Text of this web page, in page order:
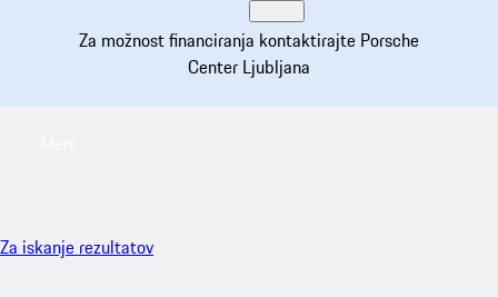
Za možnost financiranja kontaktirajte Porsche
Center Ljubljana
Za iskanje rezultatov